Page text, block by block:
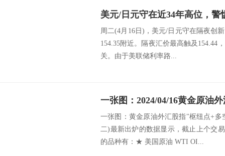
周二(4月16日)，美元/日元守在隔夜创
154.35附近。隔夜汇价最高触及154.44
关。由于美联储利率路...
一张图：黄金原油外汇股指"枢纽点+多
二)最新出炉的数据显示，截止上个交
的品种有：★ 美国原油 WTI OI...